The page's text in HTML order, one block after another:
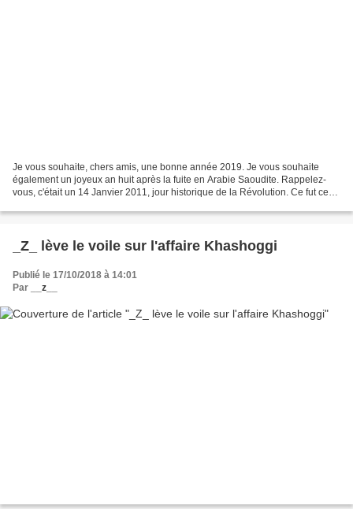
Je vous souhaite, chers amis, une bonne année 2019. Je vous souhaite
également un joyeux an huit après la fuite en Arabie Saoudite. Rappelez-
vous, c'était un 14 Janvier 2011, jour historique de la Révolution. Ce fut ce
_Z_ lève le voile sur l'affaire Khashoggi
Publié le 17/10/2018 à 14:01
Par
__z__